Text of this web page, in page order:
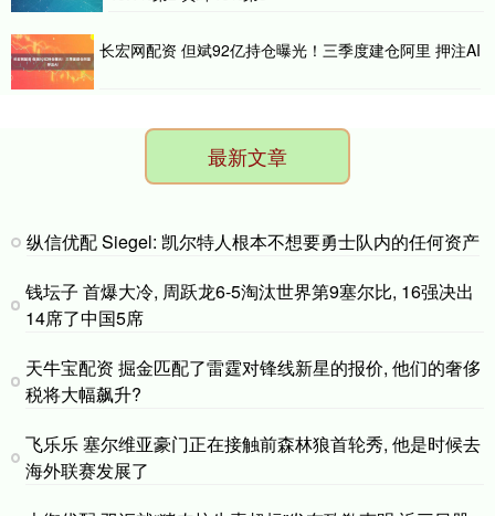
长宏网配资 但斌92亿持仓曝光！三季度建仓阿里 押注AI
最新文章
纵信优配 Siegel: 凯尔特人根本不想要勇士队内的任何资产
钱坛子 首爆大冷, 周跃龙6-5淘汰世界第9塞尔比, 16强决出
14席了中国5席
天牛宝配资 掘金匹配了雷霆对锋线新星的报价, 他们的奢侈
税将大幅飙升?
飞乐乐 塞尔维亚豪门正在接触前森林狼首轮秀, 他是时候去
海外联赛发展了